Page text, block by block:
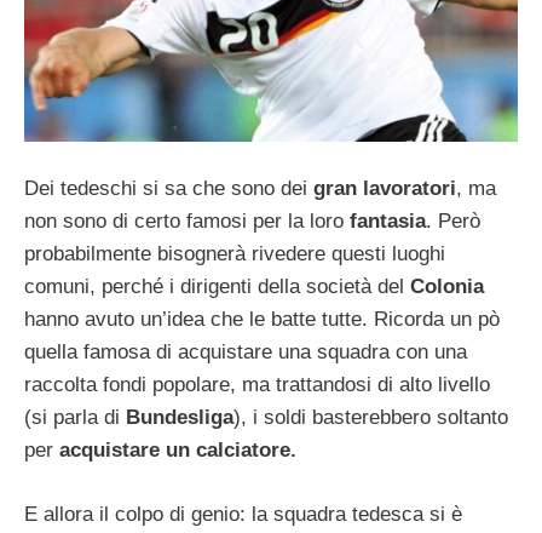
Dei tedeschi si sa che sono dei gran lavoratori, ma
non sono di certo famosi per la loro fantasia. Però
probabilmente bisognerà rivedere questi luoghi
comuni, perché i dirigenti della società del Colonia
hanno avuto un’idea che le batte tutte. Ricorda un pò
quella famosa di acquistare una squadra con una
raccolta fondi popolare, ma trattandosi di alto livello
(si parla di Bundesliga), i soldi basterebbero soltanto
per acquistare un calciatore.
E allora il colpo di genio: la squadra tedesca si è